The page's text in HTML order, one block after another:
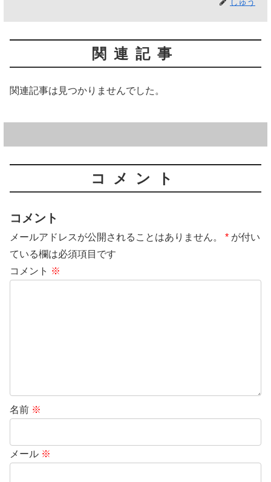
関連記事
関連記事は見つかりませんでした。
コメント
コメント
メールアドレスが公開されることはありません。 * が付い
ている欄は必須項目です
コメント ※
名前 ※
メール ※